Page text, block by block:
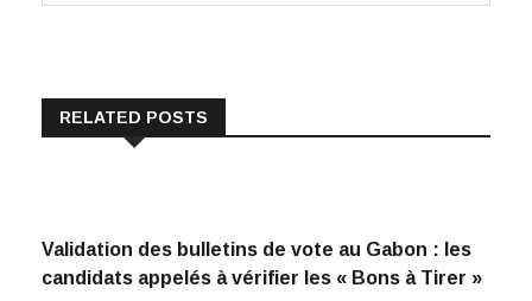
RELATED POSTS
Validation des bulletins de vote au Gabon : les
candidats appelés à vérifier les « Bons à Tirer »